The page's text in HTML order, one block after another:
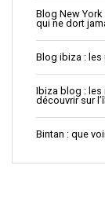
Blog New
qui ne dort
Blog ibiza : les
Ibiza blog : les
découvrir sur
Bintan : que